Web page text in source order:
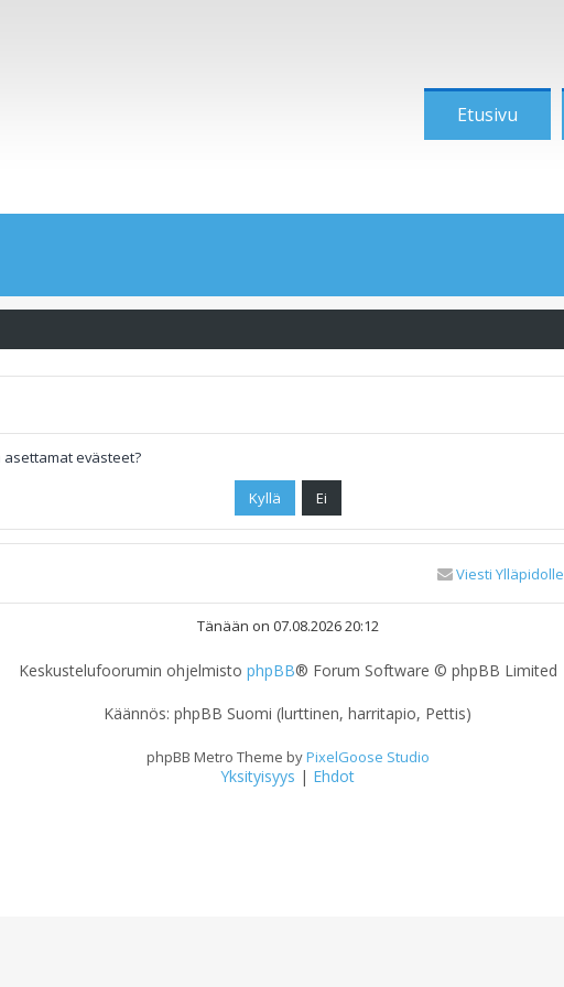
Etusivu
evästeet?
Viesti Ylläpidolle
Tänään on 07.08.2026 20:12
Keskustelufoorumin ohjelmisto phpBB® Forum Software © phpBB Limited
Käännös: phpBB Suomi (lurttinen, harritapio, Pettis)
phpBB Metro Theme byPixelGoose Studio
Yksityisyys | Ehdot